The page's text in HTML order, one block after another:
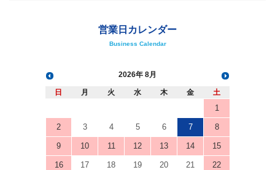
営業日カレンダー
Business Calendar
2026 8月
日 月 火 水 木 金 土
1
2 3 4 5 6 7 8
9 10 11 12 13 14 15
16 17 18 19 20 21 22